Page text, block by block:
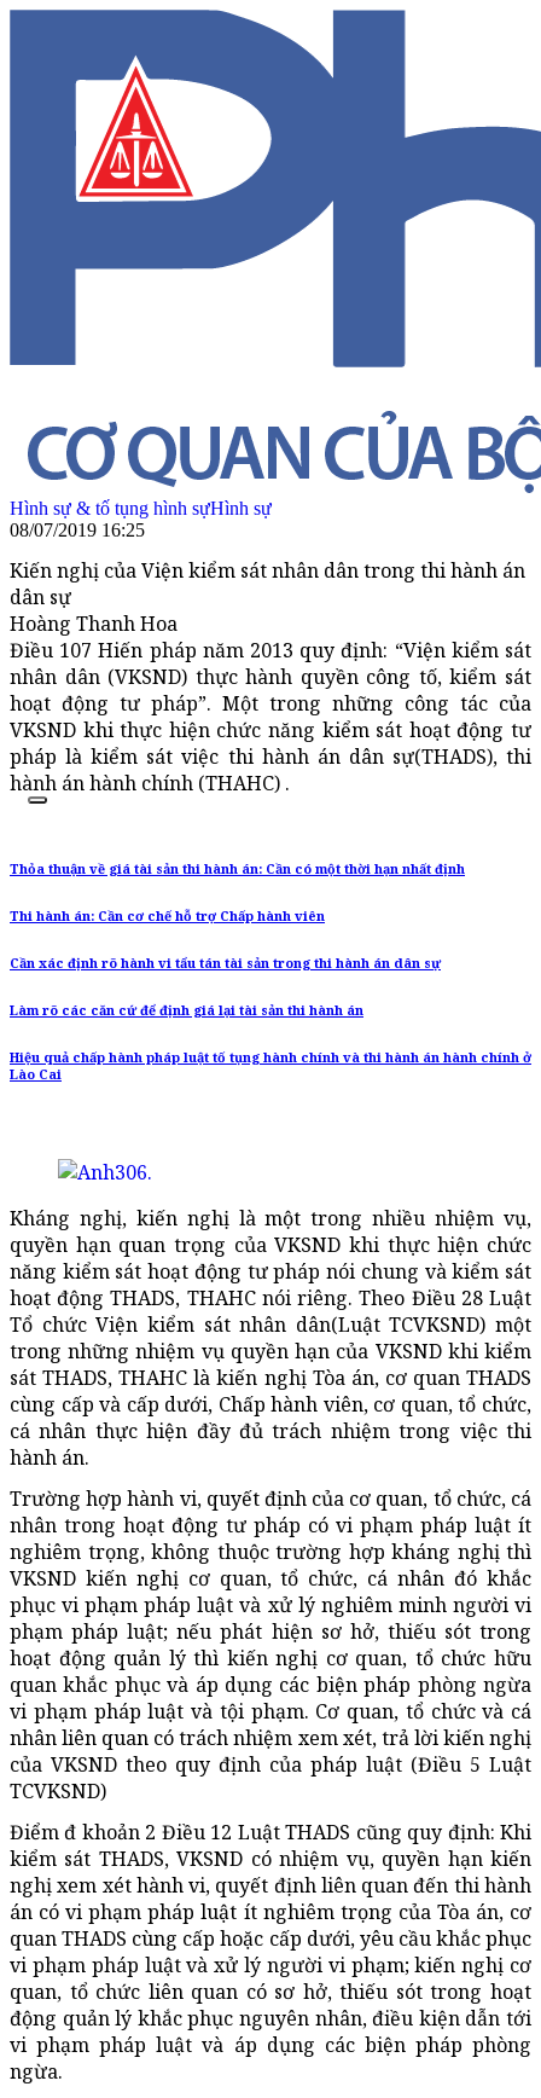
Hình sự & tố tụng hình sựHình sự
08/07/2019 16:25
Kiến nghị của Viện kiểm sát nhân dân trong thi hành án
dân sự
Hoàng Thanh Hoa
Điều 107 Hiến pháp năm 2013 quy định: “Viện kiểm sát
nhân dân (VKSND) thực hành quyền công tố, kiểm sát
hoạt động tư pháp”. Một trong những công tác của
VKSND khi thực hiện chức năng kiểm sát hoạt động tư
pháp là kiểm sát việc thi hành án dân sự(THADS), thi
hành án hành chính (THAHC) .
Thỏa thuận về giá tài sản thi hành án: Cần có một thời hạn nhất định
Thi hành án: Cần cơ chế hỗ trợ Chấp hành viên
Cần xác định rõ hành vi tẩu tán tài sản trong thi hành án dân sự
Làm rõ các căn cứ để định giá lại tài sản thi hành án
Hiệu quả chấp hành pháp luật tố tụng hành chính và thi hành án hành chính ở
Lào Cai
Kháng nghị, kiến nghị là một trong nhiều nhiệm vụ,
quyền hạn quan trọng của VKSND khi thực hiện chức
năng kiểm sát hoạt động tư pháp nói chung và kiểm sát
hoạt động THADS, THAHC nói riêng. Theo Điều 28 Luật
Tổ chức Viện kiểm sát nhân dân(Luật TCVKSND) một
trong những nhiệm vụ quyền hạn của VKSND khi kiểm
sát THADS, THAHC là kiến nghị Tòa án, cơ quan THADS
cùng cấp và cấp dưới, Chấp hành viên, cơ quan, tổ chức,
cá nhân thực hiện đầy đủ trách nhiệm trong việc thi
hành án.
Trường hợp hành vi, quyết định của cơ quan, tổ chức, cá
nhân trong hoạt động tư pháp có vi phạm pháp luật ít
nghiêm trọng, không thuộc trường hợp kháng nghị thì
VKSND kiến nghị cơ quan, tổ chức, cá nhân đó khắc
phục vi phạm pháp luật và xử lý nghiêm minh người vi
phạm pháp luật; nếu phát hiện sơ hở, thiếu sót trong
hoạt động quản lý thì kiến nghị cơ quan, tổ chức hữu
quan khắc phục và áp dụng các biện pháp phòng ngừa
vi phạm pháp luật và tội phạm. Cơ quan, tổ chức và cá
nhân liên quan có trách nhiệm xem xét, trả lời kiến nghị
của VKSND theo quy định của pháp luật (Điều 5 Luật
TCVKSND)
Điểm đ khoản 2 Điều 12 Luật THADS cũng quy định: Khi
kiểm sát THADS, VKSND có nhiệm vụ, quyền hạn kiến
nghị xem xét hành vi, quyết định liên quan đến thi hành
án có vi phạm pháp luật ít nghiêm trọng của Tòa án, cơ
quan THADS cùng cấp hoặc cấp dưới, yêu cầu khắc phục
vi phạm pháp luật và xử lý người vi phạm; kiến nghị cơ
quan, tổ chức liên quan có sơ hở, thiếu sót trong hoạt
động quản lý khắc phục nguyên nhân, điều kiện dẫn tới
vi phạm pháp luật và áp dụng các biện pháp phòng
ngừa.